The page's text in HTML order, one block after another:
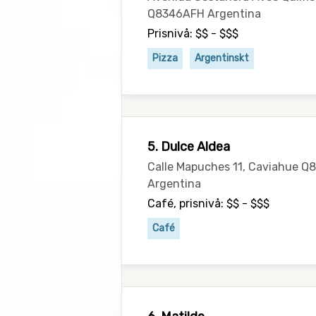
Q8346AFH Argentina
Prisnivå: $$ - $$$
Pizza Argentinskt
5. Dulce Aldea
Calle Mapuches 11, Caviahue
Argentina
Café, prisnivå: $$ - $$$
Café